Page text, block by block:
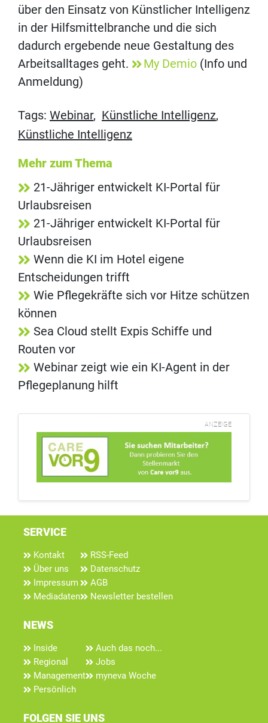
über den Einsatz von Künstlicher Intelligenz
in der Hilfsmittelbranche und die sich
dadurch ergebende neue Gestaltung des
Arbeitsalltages geht.
My Demio (Info und
Anmeldung)
Tags: Webinar, Künstliche Intelligenz,
Künstliche Intelligenz
Mehr zum Thema
21-Jähriger entwickelt KI-Portal für
Urlaubsreisen
21-Jähriger entwickelt KI-Portal für
Urlaubsreisen
Wenn die KI im Hotel eigene
Entscheidungen trifft
Wie Pflegekräfte sich vor Hitze schützen
können
Sea Cloud stellt Expis Schiffe und
Routen vor
Webinar zeigt wie ein KI-Agent in der
Pflegeplanung hilft
ANZEIGE
SERVICE
Kontakt
Über uns
Impressum
Mediadaten
RSS-Feed
Datenschutz
AGB
Newsletter bestellen
NEWS
Inside
Regional
Management
Persönlich
Auch das noch...
Jobs
myneva Woche
FOLGEN SIE UNS